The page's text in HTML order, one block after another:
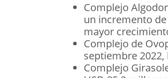
Complejo
un incremento
mayor
Complejo de
septiembre
Complejo